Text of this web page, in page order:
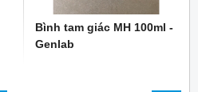
Bình tam giác MH 100ml -
Genlab